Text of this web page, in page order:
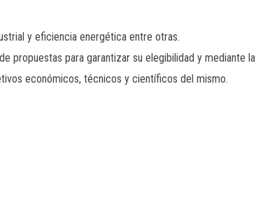
y eficiencia energética entre otras.
propuestas para garantizar su elegibilidad y mediante la
económicos, técnicos y científicos del mismo.